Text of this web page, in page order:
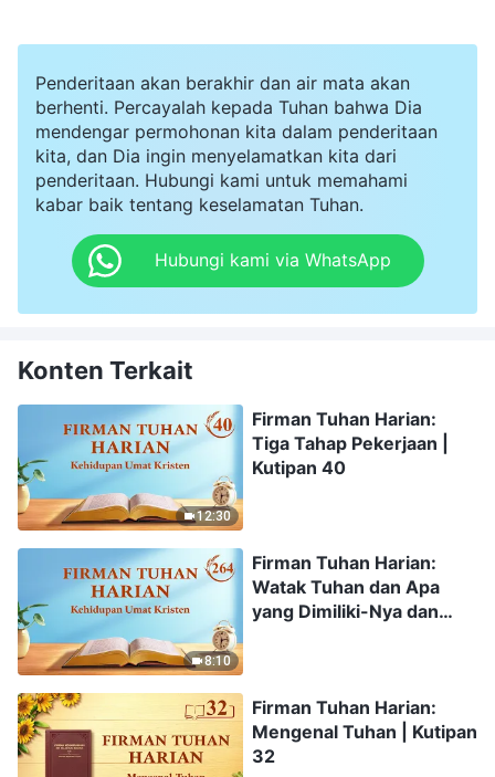
Penderitaan akan berakhir dan air mata akan
berhenti. Percayalah kepada Tuhan bahwa Dia
mendengar permohonan kita dalam penderitaan
kita, dan Dia ingin menyelamatkan kita dari
penderitaan. Hubungi kami untuk memahami
kabar baik tentang keselamatan Tuhan.
Hubungi kami via WhatsApp
Konten Terkait
12:30
Firman Tuhan Harian:
Tiga Tahap Pekerjaan |
Kutipan 40
8:10
Firman Tuhan Harian:
Watak Tuhan dan Apa
yang Dimiliki-Nya dan
Firman Tuhan Harian:
Mengenal Tuhan | Kutipan
32